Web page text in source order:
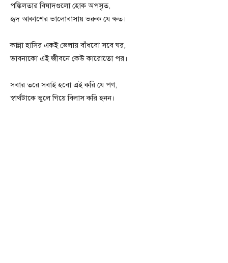
পঙ্কিলতার বিষাদগুলো হোক অপসৃত,
হৃদ আকাশের ভালোবাসায় ভরুক যে ক্ষত।
কান্না হাসির একই ভেলায় বাঁধবো সবে ঘর,
ভাবনাকো এই জীবনে কেউ কারোতো পর।
সবার তরে সবাই হবো এই করি যে পণ,
স্বার্থটাকে ভুলে গিয়ে বিলাস করি হনন।